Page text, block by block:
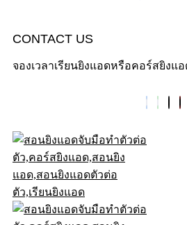
CONTACT US
จองเวลาเรียนยิงแอดหรือคอร์สยิงแ